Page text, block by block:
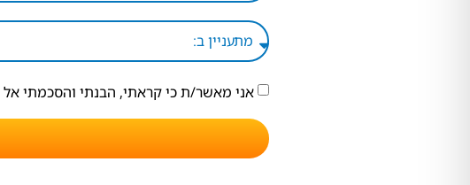
אני מאשר/ת כי קראתי, הבנתי והסכמתי אל